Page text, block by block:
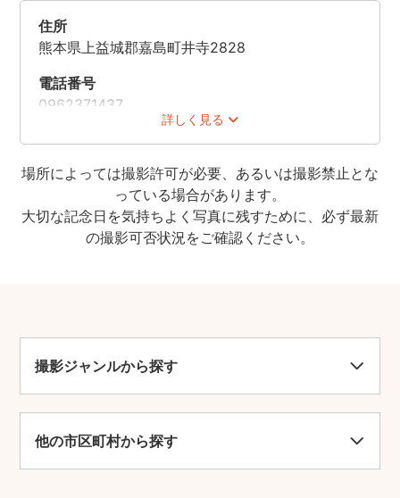
詳しく見る
住所
熊本県上益城郡嘉島町井寺2828
電話番号
0962371437
紹介
り、木々の密集地と池が見える。その池のほとり
には神社があり、池に浮かんでいるように見え
る。この神社は「浮島神社」で、池に突き出た半
島に位置している。境内は狭いが、池も含めて
場所によっては撮影許可が必要、あるいは撮影禁止とな
っている場合があります。
大切な記念日を気持ちよく写真に残すために、必ず最新
の撮影可否状況をご確認ください。
撮影ジャンルから探す
他の市区町村から探す